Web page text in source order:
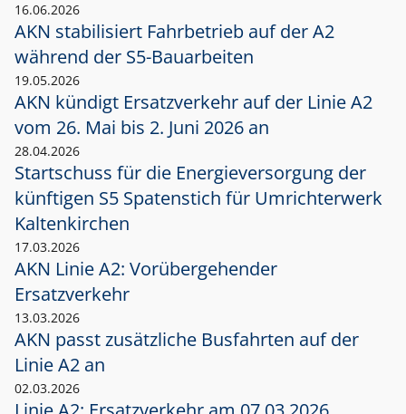
16.06.2026
AKN stabilisiert Fahrbetrieb auf der A2
während der S5-Bauarbeiten
19.05.2026
AKN kündigt Ersatzverkehr auf der Linie A2
vom 26. Mai bis 2. Juni 2026 an
28.04.2026
Startschuss für die Energieversorgung der
künftigen S5 Spatenstich für Umrichterwerk
Kaltenkirchen
17.03.2026
AKN Linie A2: Vorübergehender
Ersatzverkehr
13.03.2026
AKN passt zusätzliche Busfahrten auf der
Linie A2 an
02.03.2026